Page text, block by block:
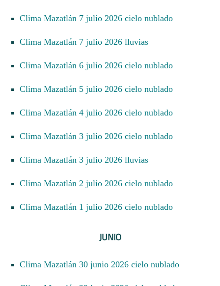
Clima Mazatlán 7 julio 2026 cielo nublado
Clima Mazatlán 7 julio 2026 lluvias
Clima Mazatlán 6 julio 2026 cielo nublado
Clima Mazatlán 5 julio 2026 cielo nublado
Clima Mazatlán 4 julio 2026 cielo nublado
Clima Mazatlán 3 julio 2026 cielo nublado
Clima Mazatlán 3 julio 2026 lluvias
Clima Mazatlán 2 julio 2026 cielo nublado
Clima Mazatlán 1 julio 2026 cielo nublado
JUNIO
Clima Mazatlán 30 junio 2026 cielo nublado